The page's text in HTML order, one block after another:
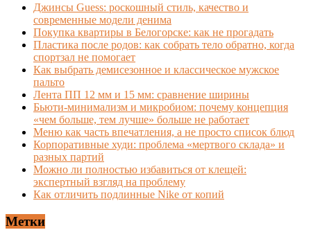
Джинсы Guess: роскошный стиль, качество и
современные модели денима
Покупка квартиры в Белогорске: как не прогадать
Пластика после родов: как собрать тело обратно, когда
спортзал не помогает
Как выбрать демисезонное и классическое мужское
пальто
Лента ПП 12 мм и 15 мм: сравнение ширины
Бьюти-минимализм и микробиом: почему концепция
«чем больше, тем лучше» больше не работает
Меню как часть впечатления, а не просто список блюд
Корпоративные худи: проблема «мертвого склада» и
разных партий
Можно ли полностью избавиться от клещей:
экспертный взгляд на проблему
Как отличить подлинные Nike от копий
Метки